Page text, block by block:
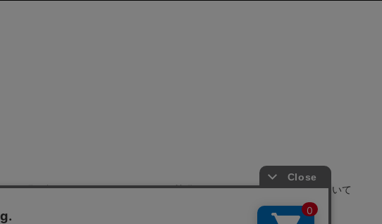
お問い合わせ よくあるご質問 サイトポリシーについて